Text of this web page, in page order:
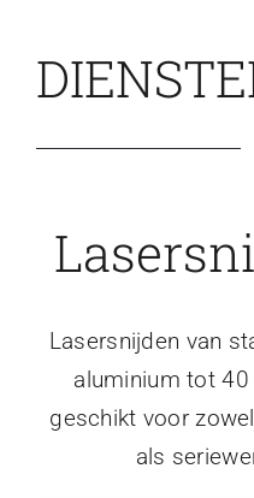
Lasersnijden van
aluminium tot
geschikt voor
als